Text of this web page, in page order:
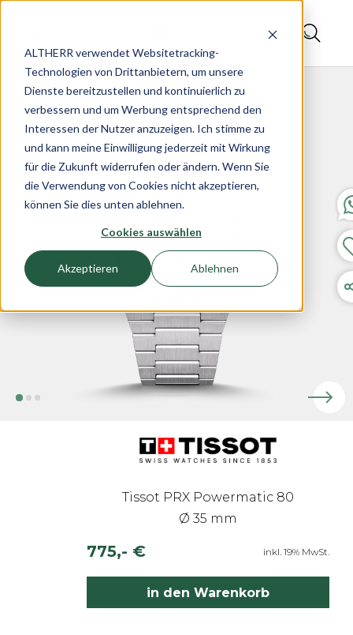
ALTHERR verwendet Websitetracking-
Technologien von Drittanbietern, um unsere
Dienste bereitzustellen und kontinuierlich zu
verbessern und um Werbung entsprechend den
Interessen der Nutzer anzuzeigen. Ich stimme zu
und kann meine Einwilligung jederzeit mit Wirkung
für die Zukunft widerrufen oder ändern. Wenn Sie
die Verwendung von Cookies nicht akzeptieren,
können Sie dies unten ablehnen.
Cookies auswählen
Akzeptieren Ablehnen
Tissot PRX Powermatic 80
Ø 35 mm
775,- € inkl. 19% MwSt.
in den Warenkorb